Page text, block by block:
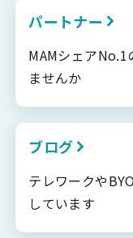
パートナー
MAMシェア
ませんか
ブログ
テレワークや
しています